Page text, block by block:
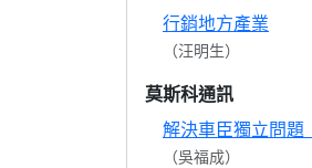
行銷地方產業
（汪明生）
莫斯科通訊
解決車臣獨立問
（吳福成）